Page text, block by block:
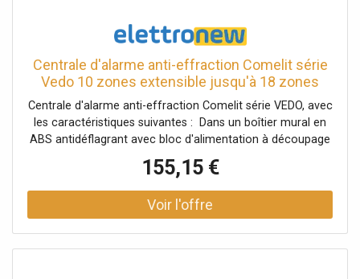
Centrale d'alarme anti-effraction Comelit série
Vedo 10 zones extensible jusqu'à 18 zones
Centrale d'alarme anti-effraction Comelit série VEDO, avec
les caractéristiques suivantes : Dans un boîtier mural en
ABS antidéflagrant avec bloc d'alimentation à découpage
de 1,5 A Equipé de 8 zones embarquées, extensibles à 18
(2 zones clavier et 8 zones radio), 1 zone 24 heures
Communicateur téléphonique RTC intégré, bus série
RS485 pour la connexion de modules supplémentaires 1
155,15 €